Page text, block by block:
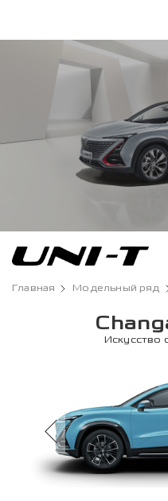
Главная Модельный ряд
Искусство